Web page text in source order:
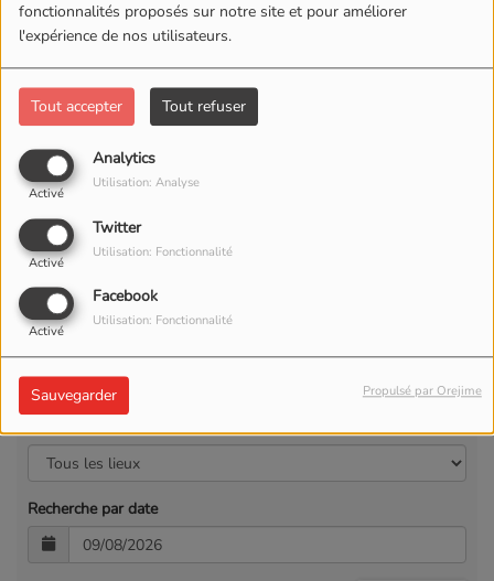
fonctionnalités proposés sur notre site et pour améliorer
l'expérience de nos utilisateurs.
Tout accepter Tout refuser
Analytics
Activé
Utilisation: Analyse
Twitter
Activé
Utilisation: Fonctionnalité
Facebook
Activé
Utilisation: Fonctionnalité
Sauvegarder Propulsé par Orejime
Recherche par lieu
Recherche par date